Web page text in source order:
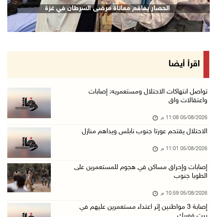
05/آب/2026 08:47 م
قوات الاحتلال تنصب حاجزا عسكريا شرق بيت لحم
الرئيس يقلد عائلة القائد الوطني الراحل أحمد ع ...
باسم الرئيس: وزير الداخلية يمنح العميد جيسون ...
الاحتلال يقتحم كفر مالك ودير جرير ومستعمرون ي ...
"التربية" تخرج الفوج الأول من مدربي المعلمين ...
05/آب/2026 06:44 م
الهلال الأحمر: 8 إصابات إثر اعتداء الاحتلال ...
الحصار يفاقم معاناة مرضى السرطان في غزة
اقرأ أيضا
تواصل انتهاكات الاحتلال ومستعمريه: إصابات
واعتقالات واق
05/08/2026 11:08 م
الاحتلال يقتحم عورتا جنوب نابلس ويداهم منازل
05/08/2026 11:01 م
إصابات وإحراق مساكن في هجوم للمستعمرين على
الطوبا جنوب
05/08/2026 10:59 م
إصابة 3 مواطنين إثر اعتداء مستعمرين عليهم في